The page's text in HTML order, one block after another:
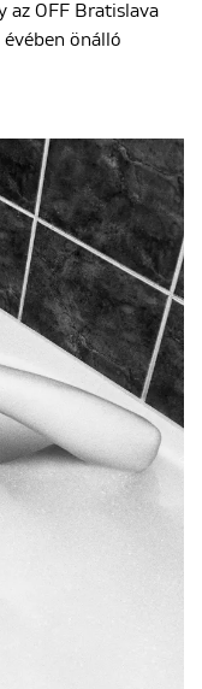
az OFF Bratislava
önálló